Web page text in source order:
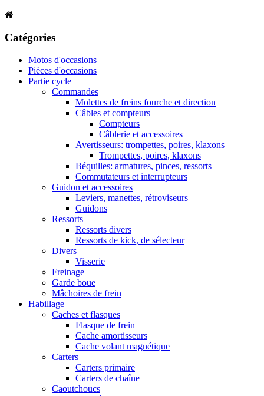
Catégories
Motos d'occasions
Pièces d'occasions
Partie cycle
Commandes
Molettes de freins fourche et direction
Câbles et compteurs
Compteurs
Câblerie et accessoires
Avertisseurs: trompettes, poires, klaxons
Trompettes, poires, klaxons
Béquilles: armatures, pinces, ressorts
Commutateurs et interrupteurs
Guidon et accessoires
Leviers, manettes, rétroviseurs
Guidons
Ressorts
Ressorts divers
Ressorts de kick, de sélecteur
Divers
Visserie
Freinage
Garde boue
Mâchoires de frein
Habillage
Caches et flasques
Flasque de frein
Cache amortisseurs
Cache volant magnétique
Carters
Carters primaire
Carters de chaîne
Caoutchoucs